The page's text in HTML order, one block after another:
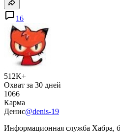
16
512K+
Охват за 30 дней
1066
Карма
Денис@denis-19
Информационная служба Хабра,